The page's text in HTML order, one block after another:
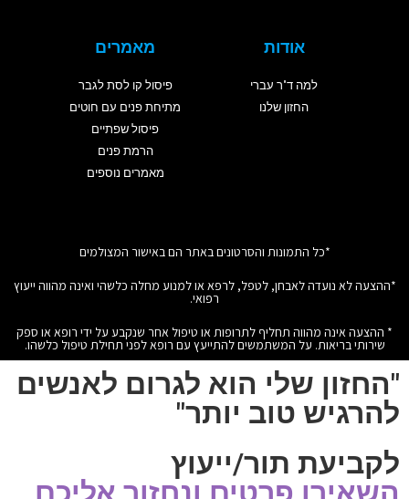
אודות
למה ד"ר עברי
החזון שלנו
מאמרים
פיסול קו לסת לגבר
מתיחת פנים עם חוטים
פיסול שפתיים
הרמת פנים
מאמרים נוספים
*כל התמונות והסרטונים באתר הם באישור המצולמים
*ההצעה לא נועדה לאבחן, לטפל, לרפא או למנוע מחלה כלשהי ואינה מהווה ייעוץ
רפואי.
* ההצעה אינה מהווה תחליף לתרופות או טיפול אחר שנקבע על ידי רופא או ספק
שירותי בריאות. על המשתמשים להתייעץ עם רופא לפני תחילת טיפול כלשהו.
"החזון שלי הוא לגרום לאנשים
להרגיש טוב יותר"
לקביעת תור/ייעוץ